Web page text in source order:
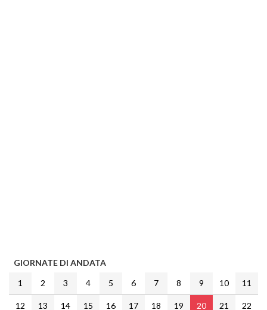
GIORNATE DI ANDATA
1
2 3 4 5 6 7 8 9 10 11
12 13 14 15 16 17 18 19 20 21
22